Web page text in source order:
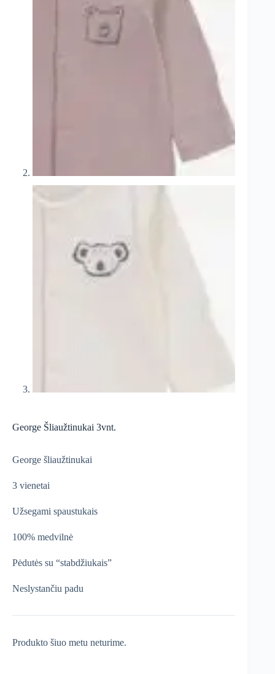
George Šliaužtinukai 3vnt.
George šliaužtinukai
3 vienetai
Užsegami spaustukais
100% medvilnė
Pėdutės su “stabdžiukais”
Neslystančiu padu
Produkto šiuo metu neturime.